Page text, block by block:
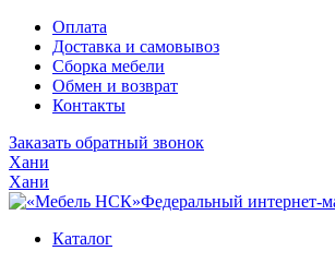
Оплата
Доставка и самовывоз
Сборка мебели
Обмен и возврат
Контакты
Заказать обратный звонок
Хани
Хани
Федеральный интернет-
Каталог